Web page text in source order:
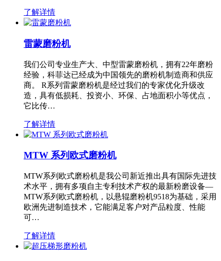
了解详情
雷蒙磨粉机
我们公司专业生产大、中型雷蒙磨粉机，拥有22年磨粉
经验，科菲达已经成为中国领先的磨粉机制造商和供应
商。 R系列雷蒙磨粉机是经过我们的专家优化升级改
造，具有低损耗、投资小、环保、占地面积小等优点，
它比传…
了解详情
MTW 系列欧式磨粉机
MTW系列欧式磨粉机是我公司新近推出具有国际先进技
术水平，拥有多项自主专利技术产权的最新粉磨设备—
MTW系列欧式磨粉机，以悬辊磨粉机9518为基础，采用
欧洲先进制造技术，它能满足客户对产品粒度、性能
可…
了解详情